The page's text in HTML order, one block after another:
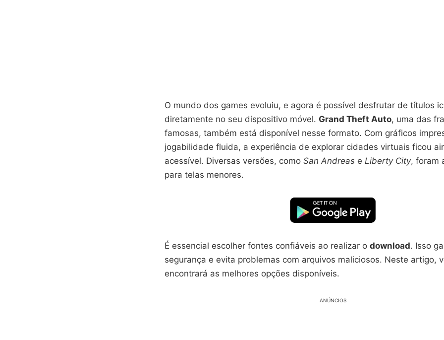
O mundo dos games evoluiu, e agora é possível desfrutar de títulos
diretamente no seu dispositivo móvel. Grand Theft Auto, uma das
famosas, também está disponível nesse formato. Com gráficos
jogabilidade fluida, a experiência de explorar cidades virtuais ficou
acessível. Diversas versões, como San Andreas e Liberty City, foram
para telas menores.
É essencial escolher fontes confiáveis ao realizar o download. Isso
segurança e evita problemas com arquivos maliciosos. Neste artigo,
encontrará as melhores opções disponíveis.
ANÚNCIOS